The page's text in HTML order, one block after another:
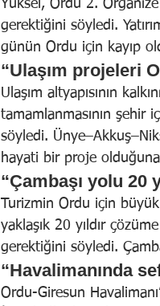
Yüksel, Ordu 2.
gerektiğini söyledi.
günün Ordu için kayıp
“Ulaşım projeleri
Ulaşım altyapısının
tamamlanmasının şehir
söyledi.
hayati bir proje
“Çambaşı yolu 20
Turizmin Ordu için büyük
yaklaşık 20 yıldır
gerektiğini söyledi.
“Havalimanında
Ordu-Giresun